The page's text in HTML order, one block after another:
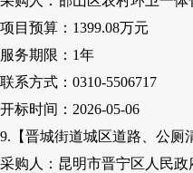
项目预算： 1399.08万元
服务期限： 1年
联系方式： 0310-5506717
开标时间： 2026-05-06
9.【晋城街道城区道路、公厕
采购人
：昆明市晋宁区人民